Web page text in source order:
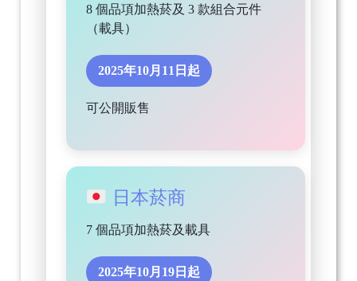
8 個品項加熱菸及 3 款組合元件
（載具）
2025年10月11日起
可公開販售
日本菸商
7 個品項加熱菸及載具
2025年10月19日起